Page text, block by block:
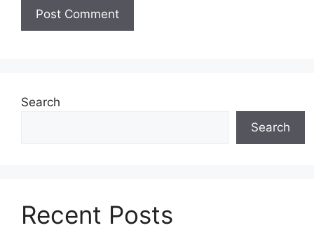
Search
Search
Recent Posts